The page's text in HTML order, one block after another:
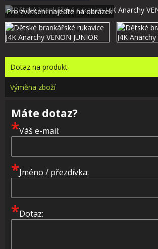
Dotaz na produkt
Výměna zboží
Máte dotaz?
*Váš e-mail:
*Jméno / přezdívka:
*Dotaz: